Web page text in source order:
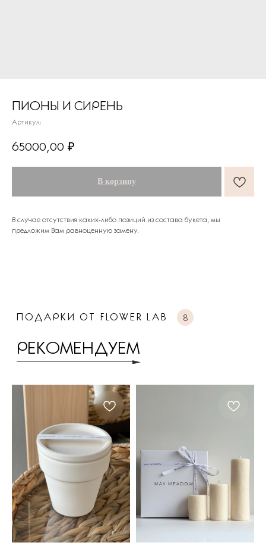
ПИОНЫ И СИРЕНЬ
Артикул:
65000,00 ₽
В корзину
В случае отсутствия каких-либо позиций из состава букета, мы
предложим Вам равноценную замену.